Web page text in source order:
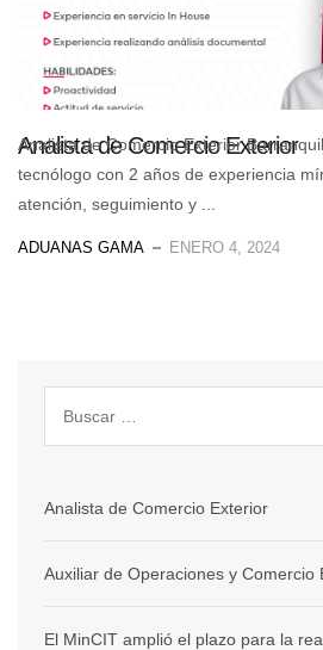
Analista de Comercio Exterior
Analista de Comercio Exterior
tecnólogo con 2 años de experiencia
atención, seguimiento y ...
ADUANAS GAMA ENERO 4, 2024
Analista de Comercio Exterior
Auxiliar de Operaciones y Comercio
El MinCIT amplió el plazo para la